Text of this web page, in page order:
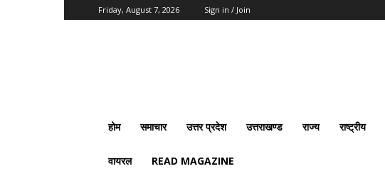
Friday, August 7, 2026 Sign in / Join
होम समाचार उत्तर प्रदेश उत्तराखण्ड राज्य राष्ट्रीय
वायरल READ MAGAZINE